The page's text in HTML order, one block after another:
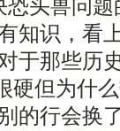
头兽问题
知识，看
于那些历
硬但为什
的行会